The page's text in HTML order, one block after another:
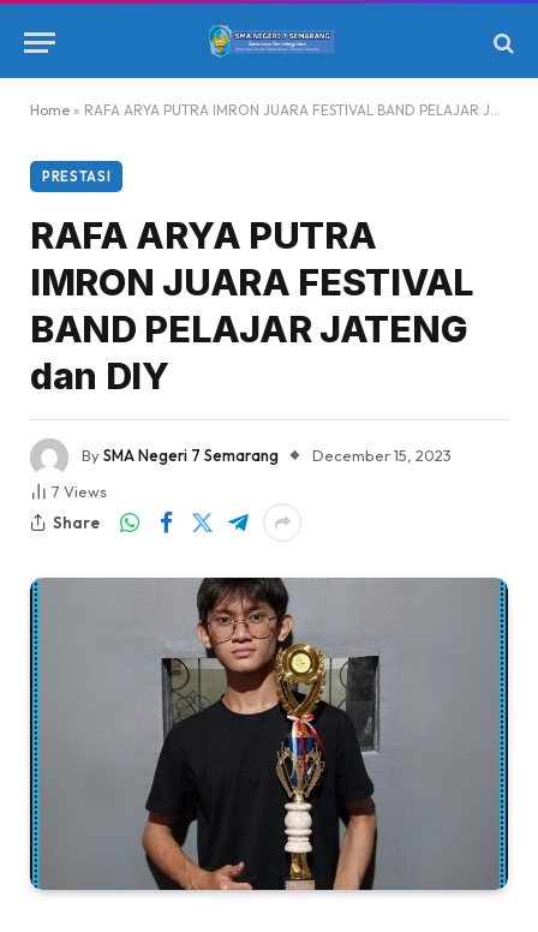
Home » RAFA ARYA PUTRA IMRON JUARA FESTIVAL BAND PELAJAR JATENG dan DIY
PRESTASI
RAFA ARYA PUTRA
IMRON JUARA FESTIVAL
BAND PELAJAR JATENG
dan DIY
BySMA Negeri 7 Semarang
December 15, 2023
7 Views
Share